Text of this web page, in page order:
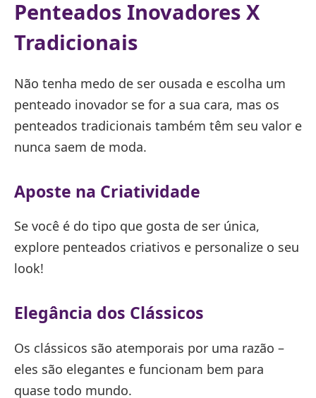
Penteados Inovadores X
Tradicionais
Não tenha medo de ser ousada e escolha um
penteado inovador se for a sua cara, mas os
penteados tradicionais também têm seu valor e
nunca saem de moda.
Aposte na Criatividade
Se você é do tipo que gosta de ser única,
explore penteados criativos e personalize o seu
look!
Elegância dos Clássicos
Os clássicos são atemporais por uma razão –
eles são elegantes e funcionam bem para
quase todo mundo.